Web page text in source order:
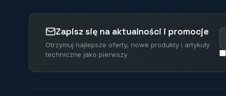
Zapisz się na aktualności i promocje
Otrzymuj najlepsze oferty, nowe produkty i artykuły
techniczne jako pierwszy